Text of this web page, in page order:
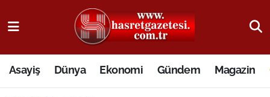
Asayiş Dünya Ekonomi Gündem Magazin
Osmaniye Nöbetçi Eczaneler
Osmaniye Hava Durumu